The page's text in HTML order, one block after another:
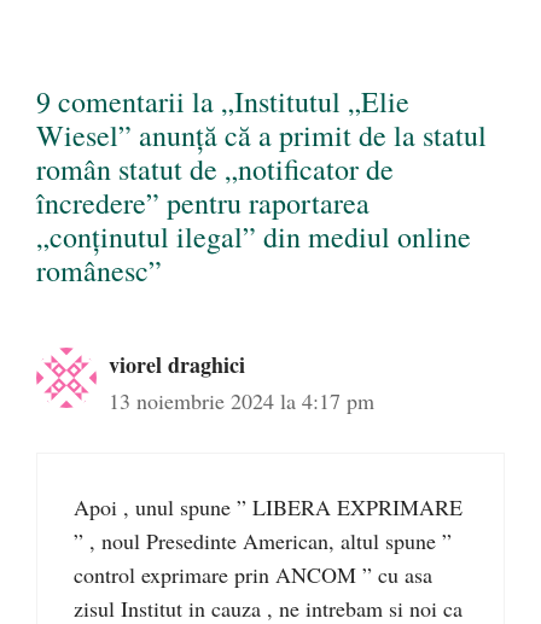
9 comentarii la „Institutul „Elie
Wiesel” anunță că a primit de la statul
român statut de „notificator de
încredere” pentru raportarea
„conținutul ilegal” din mediul online
românesc”
viorel draghici
13 noiembrie 2024 la 4:17 pm
Apoi , unul spune ” LIBERA EXPRIMARE
” , noul Presedinte American, altul spune ”
control exprimare prin ANCOM ” cu asa
zisul Institut in cauza , ne intrebam si noi ca